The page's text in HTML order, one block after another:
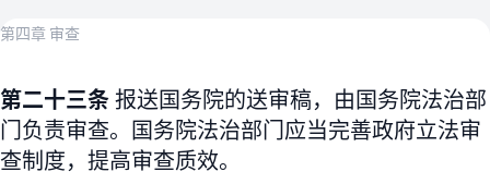
第四章 审查
第二十三条报送国务院的送审稿，由国务院法治部
门负责审查。国务院法治部门应当完善政府立法审
查制度，提高审查质效。